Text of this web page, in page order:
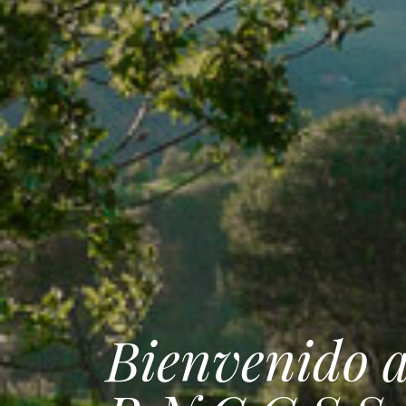
Bienvenido